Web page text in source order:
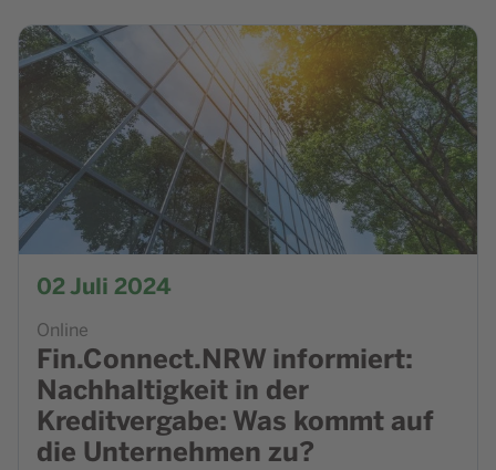
Zur Veranstaltung Fin.Connect.NRW informiert:
02Juli 2024
Online
Fin.Connect.NRW informiert:
Nachhaltigkeit in der
Kreditvergabe: Was kommt auf
die Unternehmen zu?